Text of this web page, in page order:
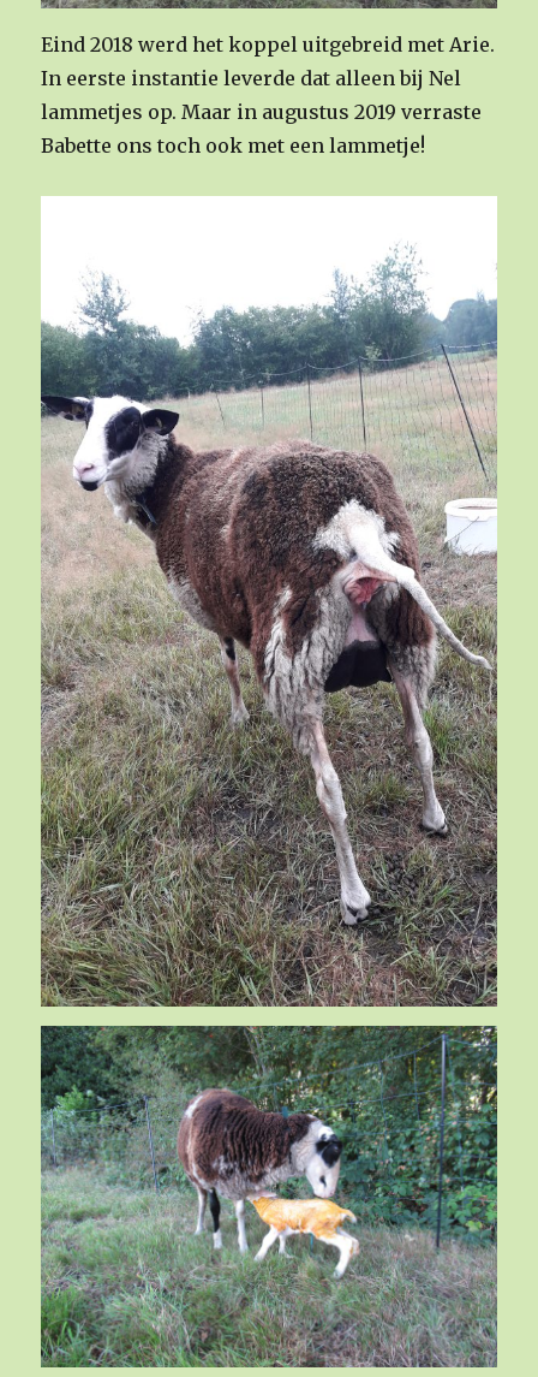
Eind 2018 werd het koppel uitgebreid met Arie.
In eerste instantie leverde dat alleen bij Nel
lammetjes op. Maar in augustus 2019 verraste
Babette ons toch ook met een lammetje!